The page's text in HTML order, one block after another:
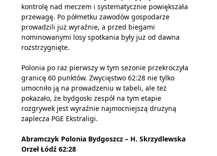
kontrolę nad meczem i systematycznie powiększała
przewagę. Po półmetku zawodów gospodarze
prowadzili już wyraźnie, a przed biegami
nominowanymi losy spotkania były już od dawna
rozstrzygnięte.
Polonia po raz pierwszy w tym sezonie przekroczyła
granicę 60 punktów. Zwycięstwo 62:28 nie tylko
umocniło ją na prowadzeniu w tabeli, ale też
pokazało, że bydgoski zespół na tym etapie
rozgrywek jest wyraźnie najmocniejszą drużyną
zaplecza PGE Ekstraligi.
Abramczyk Polonia Bydgoszcz – H. Skrzydlewska
Orzeł Łódź 62:28